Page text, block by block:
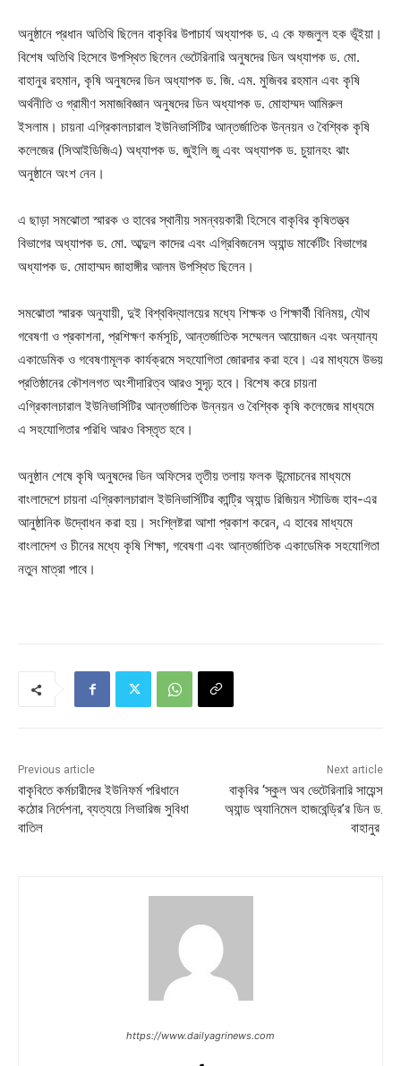
অনুষ্ঠানে প্রধান অতিথি ছিলেন বাকৃবির উপাচার্য অধ্যাপক ড. এ কে ফজলুল হক ভূঁইয়া।
বিশেষ অতিথি হিসেবে উপস্থিত ছিলেন ভেটেরিনারি অনুষদের ডিন অধ্যাপক ড. মো.
বাহানুর রহমান, কৃষি অনুষদের ডিন অধ্যাপক ড. জি. এম. মুজিবর রহমান এবং কৃষি
অর্থনীতি ও গ্রামীণ সমাজবিজ্ঞান অনুষদের ডিন অধ্যাপক ড. মোহাম্মদ আমিরুল
ইসলাম। চায়না এগ্রিকালচারাল ইউনিভার্সিটির আন্তর্জাতিক উন্নয়ন ও বৈশ্বিক কৃষি
কলেজের (সিআইডিজিএ) অধ্যাপক ড. জুইলি জু এবং অধ্যাপক ড. চুয়ানহং ঝাং
অনুষ্ঠানে অংশ নেন।
এ ছাড়া সমঝোতা স্মারক ও হাবের স্থানীয় সমন্বয়কারী হিসেবে বাকৃবির কৃষিতত্ত্ব
বিভাগের অধ্যাপক ড. মো. আব্দুল কাদের এবং এগ্রিবিজনেস অ্যান্ড মার্কেটিং বিভাগের
অধ্যাপক ড. মোহাম্মদ জাহাঙ্গীর আলম উপস্থিত ছিলেন।
সমঝোতা স্মারক অনুযায়ী, দুই বিশ্ববিদ্যালয়ের মধ্যে শিক্ষক ও শিক্ষার্থী বিনিময়, যৌথ
গবেষণা ও প্রকাশনা, প্রশিক্ষণ কর্মসূচি, আন্তর্জাতিক সম্মেলন আয়োজন এবং অন্যান্য
একাডেমিক ও গবেষণামূলক কার্যক্রমে সহযোগিতা জোরদার করা হবে। এর মাধ্যমে উভয়
প্রতিষ্ঠানের কৌশলগত অংশীদারিত্ব আরও সুদৃঢ় হবে। বিশেষ করে চায়না
এগ্রিকালচারাল ইউনিভার্সিটির আন্তর্জাতিক উন্নয়ন ও বৈশ্বিক কৃষি কলেজের মাধ্যমে
এ সহযোগিতার পরিধি আরও বিস্তৃত হবে।
অনুষ্ঠান শেষে কৃষি অনুষদের ডিন অফিসের তৃতীয় তলায় ফলক উন্মোচনের মাধ্যমে
বাংলাদেশে চায়না এগ্রিকালচারাল ইউনিভার্সিটির কান্ট্রি অ্যান্ড রিজিয়ন স্টাডিজ হাব-এর
আনুষ্ঠানিক উদ্বোধন করা হয়। সংশ্লিষ্টরা আশা প্রকাশ করেন, এ হাবের মাধ্যমে
বাংলাদেশ ও চীনের মধ্যে কৃষি শিক্ষা, গবেষণা এবং আন্তর্জাতিক একাডেমিক সহযোগিতা
নতুন মাত্রা পাবে।
Previous article
বাকৃবিতে কর্মচারীদের ইউনিফর্ম পরিধানে
কঠোর নির্দেশনা, ব্যত্যয়ে লিভারিজ সুবিধা
বাতিল
Next article
বাকৃবির ‘স্কুল অব ভেটেরিনারি সায়েন্স
অ্যান্ড অ্যানিমেল হাজবেন্ড্রি’র ডিন ড.
বাহানুর
https://www.dailyagrinews.com